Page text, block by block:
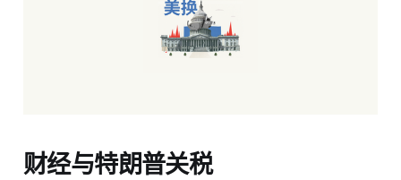
财经与特朗普关税